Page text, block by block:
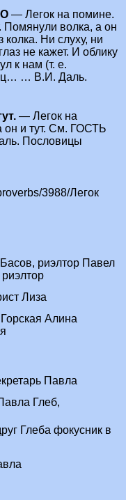
— Легок на помине.
Помянули волка, а он
колка. Ни слуху, ни
не кажет. И облику
к нам (т. е.
… В.И. Даль.
— Легок на
он и тут. См. ГОСТЬ
Пословицы
3988/Легок
риэлтор Павел
Лиза
Алина
Павла
Глеб,
Глеба фокусник в